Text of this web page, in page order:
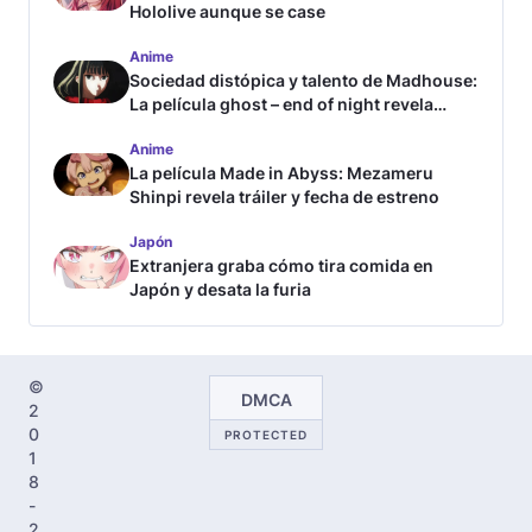
Hololive aunque se case
Anime
Sociedad distópica y talento de Madhouse:
La película ghost – end of night revela
Anime
La película Made in Abyss: Mezameru
Shinpi revela tráiler y fecha de estreno
Japón
Extranjera graba cómo tira comida en
Japón y desata la furia
©
2
0
1
8
-
DMCA
PROTECTED